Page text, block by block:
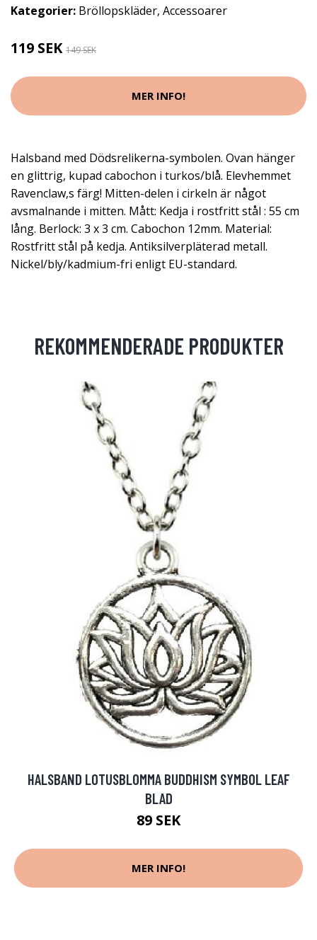
Kategorier: Bröllopskläder, Accessoarer
119 SEK 149 SEK
MER INFO!
Halsband med Dödsrelikerna-symbolen. Ovan hänger
en glittrig, kupad cabochon i turkos/blå. Elevhemmet
Ravenclaw,s färg! Mitten-delen i cirkeln är något
avsmalnande i mitten. Mått: Kedja i rostfritt stål : 55 cm
lång. Berlock: 3 x 3 cm. Cabochon 12mm. Material:
Rostfritt stål på kedja. Antiksilverpläterad metall.
Nickel/bly/kadmium-fri enligt EU-standard.
REKOMMENDERADE PRODUKTER
HALSBAND LOTUSBLOMMA BUDDHISM SYMBOL LEAF
BLAD
89 SEK
MER INFO!